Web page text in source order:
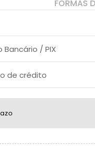
FORMAS
....
Bancário / PIX
de crédito
de R$ 1,52